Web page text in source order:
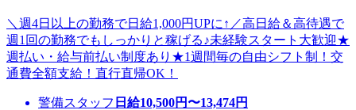
＼週4日以上の勤務で日給1,000円UPに↑／高日給＆高待遇で
週1回の勤務でもしっかりと稼げる♪未経験スタート大歓迎★
週払い・給与前払い制度あり★1週間毎の自由シフト制！交
通費全額支給！直行直帰OK！
警備スタッフ 日給10,500円〜13,474円